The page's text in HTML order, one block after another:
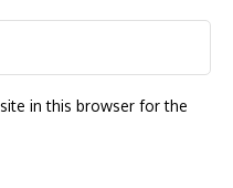
in this browser for the